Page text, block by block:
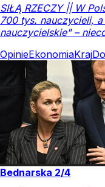
SIŁĄ RZECZY || W
700 tys. nauczycieli,
nauczycielskie" –
OpinieEkonomiaKraj
Bednarska 2/4